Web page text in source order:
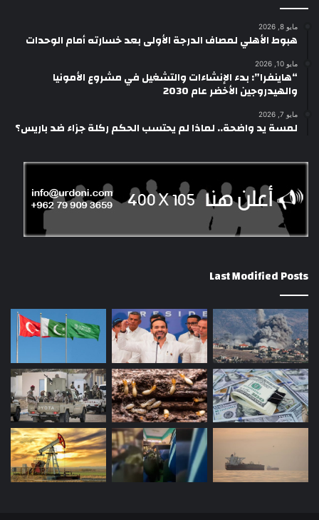
مايو 8, 2026
هبوط الأهلي لمصاف الدرجة الأولى بعد خسارته أمام الوحدات
مايو 10, 2026
“هاينفرا”: بدء الإنشاءات والتشغيل في مشروع الأمونيا
والهيدروجين الأخضر عام 2030
مايو 7, 2026
لمسة يد واضحة.. لماذا لم يحتسب الحكم ركلة جزاء ضد باريس؟
Last Modified Posts